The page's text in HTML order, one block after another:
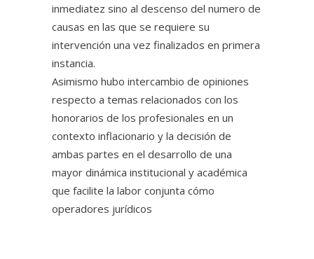
inmediatez sino al descenso del numero de
causas en las que se requiere su
intervención una vez finalizados en primera
instancia.
Asimismo hubo intercambio de opiniones
respecto a temas relacionados con los
honorarios de los profesionales en un
contexto inflacionario y la decisión de
ambas partes en el desarrollo de una
mayor dinámica institucional y académica
que facilite la labor conjunta cómo
operadores jurídicos